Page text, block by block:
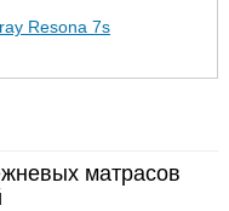
Resona 7s
матрасов